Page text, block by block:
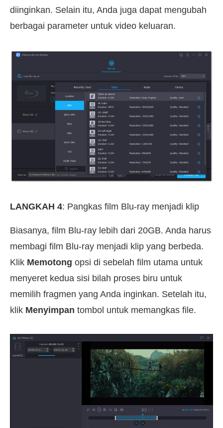
diinginkan. Selain itu, Anda juga dapat mengubah
berbagai parameter untuk video keluaran.
LANGKAH 4: Pangkas film Blu-ray menjadi klip
Biasanya, film Blu-ray lebih dari 20GB. Anda harus
membagi film Blu-ray menjadi klip yang berbeda.
Klik Memotong opsi di sebelah film utama untuk
menyeret kedua sisi bilah proses biru untuk
memilih fragmen yang Anda inginkan. Setelah itu,
klik Menyimpan tombol untuk memangkas file.